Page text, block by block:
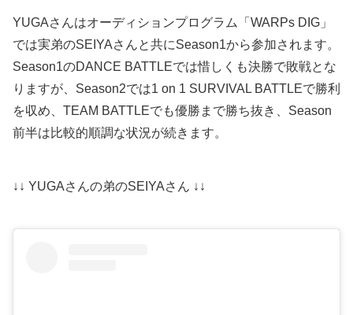
YUGAさんはオーディションプログラム「WARPs DIG」
では実弟のSEIYAさんと共にSeason1から参加されます。
Season1のDANCE BATTLEでは惜しくも決勝で敗戦とな
りますが、Season2では1 on 1 SURVIVAL BATTLEで勝利
を収め、TEAM BATTLEでも優勝まで勝ち抜き、Season
前半は比較的順調な状況が続きます。
↓↓ YUGAさんの弟のSEIYAさん ↓↓